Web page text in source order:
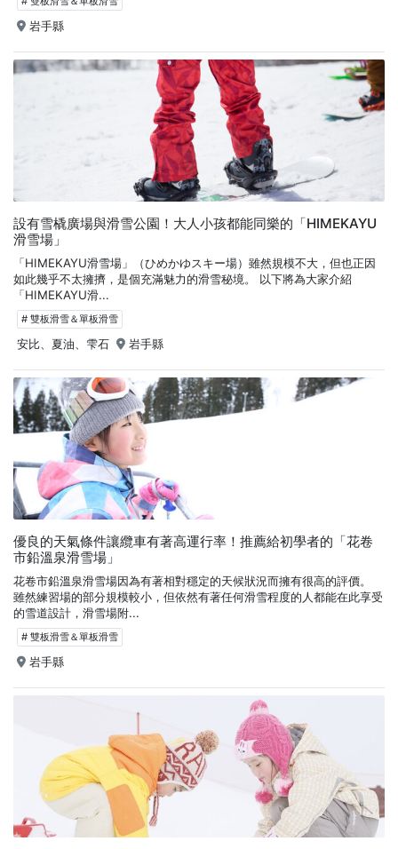
岩手縣
設有雪橇廣場與滑雪公園！大人小孩都能同樂的「HIMEKAYU
滑雪場」
「HIMEKAYU滑雪場」（ひめかゆスキー場）雖然規模不大，但也正因
如此幾乎不太擁擠，是個充滿魅力的滑雪秘境。 以下將為大家介紹
「HIMEKAYU滑...
# 雙板滑雪＆單板滑雪
安比、夏油、雫石 岩手縣
優良的天氣條件讓纜車有著高運行率！推薦給初學者的「花卷
市鉛溫泉滑雪場」
花卷市鉛溫泉滑雪場因為有著相對穩定的天候狀況而擁有很高的評價。
雖然練習場的部分規模較小，但依然有著任何滑雪程度的人都能在此享受
的雪道設計，滑雪場附...
# 雙板滑雪＆單板滑雪
岩手縣